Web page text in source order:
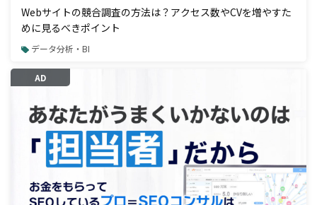
Webサイトの競合調査の方法は？アクセス数やCVを増やすた
めに見るべきポイント
データ分析・BI
AD